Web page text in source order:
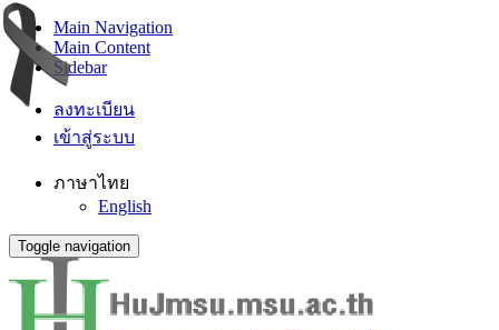
Main Navigation
Main Content
Sidebar
ลงทะเบียน
เข้าสู่ระบบ
ภาษาไทย
English
Toggle navigation